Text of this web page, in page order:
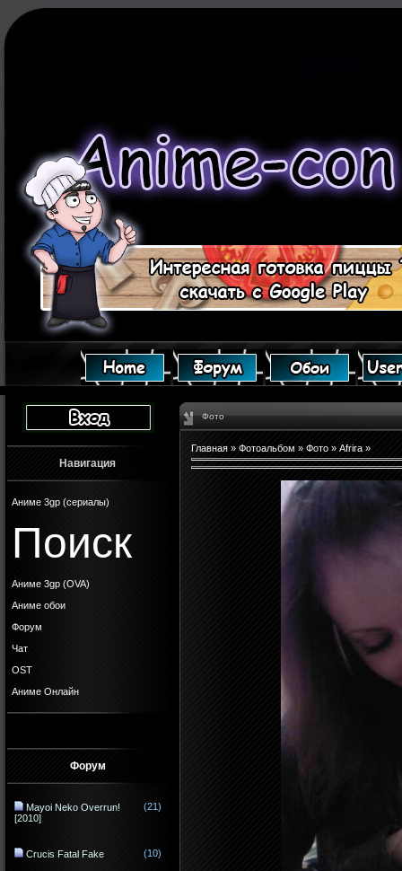
Навигация
Аниме 3gp (сериалы)
Поиск
Аниме 3gp (OVA)
Аниме обои
Форум
Чат
OST
Аниме Онлайн
Форум
Mayoi Neko Overrun!
[2010]
(21)
Crucis Fatal Fake (10)
Фото
Главная » Фотоальбом » Фото » Afrira »